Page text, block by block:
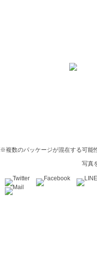
※複数のパッケージが混在する可能
写真